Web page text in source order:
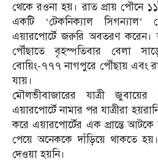
থেকে রওনা হয়। রাত প্রায় পৌনে
একটি ‘টেকনিক্যাল সিগন্যাল’
এয়ারপোর্টে জরুরি অবতরণ করেন।
পৌঁছাতে বৃহস্পতিবার বেলা
বোয়িং-৭৭৭ নাগপুরে পৌঁছায় এবং
যায়।
মৌলভীবাজারের যাত্রী
এয়ারপোর্টে নামার পর যাত্রীরা
করে এয়ারপোর্টের এক প্রান্তে
পেয়ে অনেককে দাঁড়িয়ে থাকতে
দেওয়া হয়নি।